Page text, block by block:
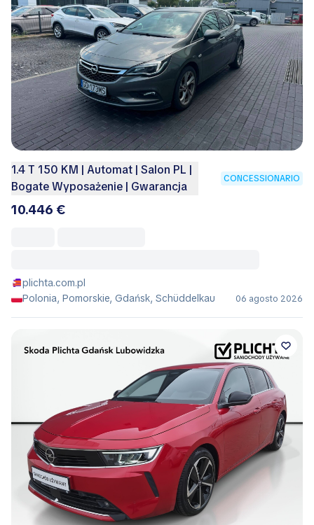
1.4 T 150 KM | Automat | Salon PL |
Bogate Wyposażenie | Gwarancja
CONCESSIONARIO
10.446 €
plichta.com.pl
Polonia, Pomorskie, Gdańsk, Schüddelkau
06 agosto 2026